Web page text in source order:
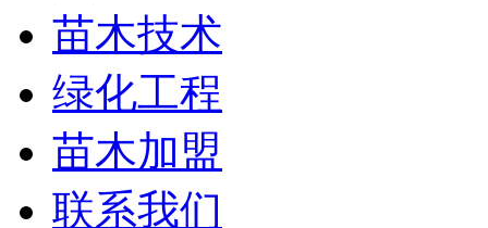
苗木技术
绿化工程
苗木加盟
联系我们